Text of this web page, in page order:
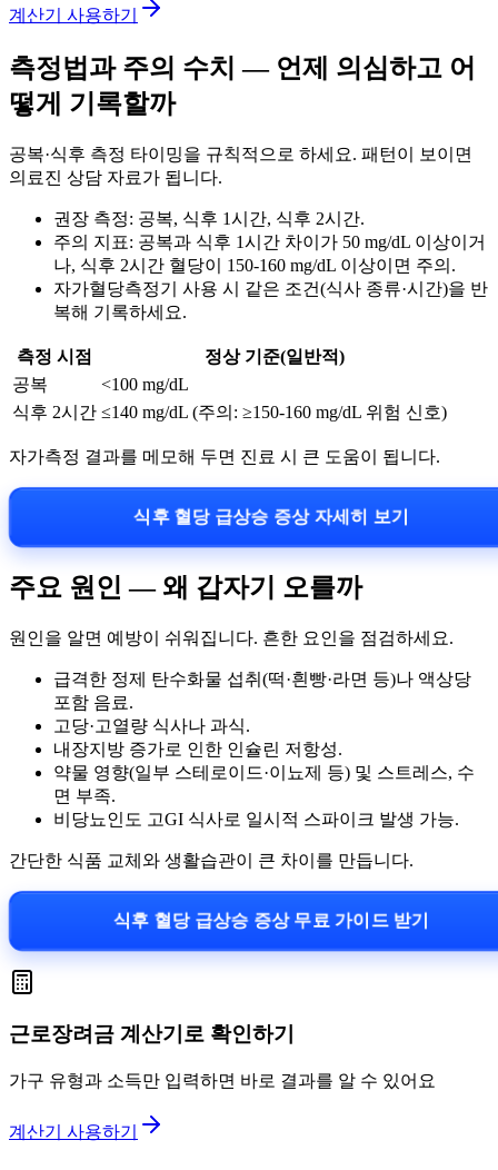
계산기 사용하기
측정법과 주의 수치 — 언제 의심하고 어
떻게 기록할까
공복·식후 측정 타이밍을 규칙적으로 하세요. 패턴이 보이면
의료진 상담 자료가 됩니다.
권장 측정: 공복, 식후 1시간, 식후 2시간.
주의 지표: 공복과 식후 1시간 차이가 50 mg/dL 이상이거
나, 식후 2시간 혈당이 150-160 mg/dL 이상이면 주의.
자가혈당측정기 사용 시 같은 조건(식사 종류·시간)을 반
복해 기록하세요.
측정 시점
정상 기준(일반적)
공복
<100 mg/dL
식후 2시간 ≤140 mg/dL (주의: ≥150-160 mg/dL 위험 신호)
자가측정 결과를 메모해 두면 진료 시 큰 도움이 됩니다.
식후 혈당 급상승 증상 자세히 보기
주요 원인 — 왜 갑자기 오를까
원인을 알면 예방이 쉬워집니다. 흔한 요인을 점검하세요.
급격한 정제 탄수화물 섭취(떡·흰빵·라면 등)나 액상당
포함 음료.
고당·고열량 식사나 과식.
내장지방 증가로 인한 인슐린 저항성.
약물 영향(일부 스테로이드·이뇨제 등) 및 스트레스, 수
면 부족.
비당뇨인도 고GI 식사로 일시적 스파이크 발생 가능.
간단한 식품 교체와 생활습관이 큰 차이를 만듭니다.
식후 혈당 급상승 증상 무료 가이드 받기
근로장려금 계산기로 확인하기
가구 유형과 소득만 입력하면 바로 결과를 알 수 있어요
계산기 사용하기